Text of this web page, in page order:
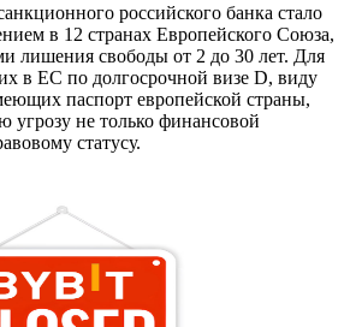
российского банка стало
в 12 странах Европейского Союза,
лишения свободы от 2 до 30 лет. Для
в ЕС по долгосрочной визе D, виду
паспорт европейской страны,
угрозу не только финансовой
статусу.